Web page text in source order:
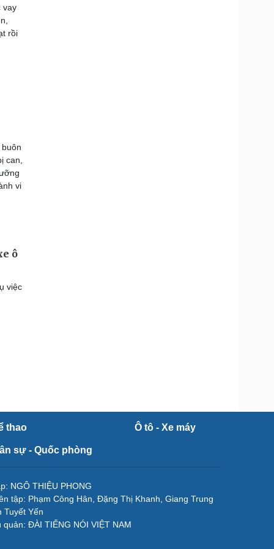
vay
rồi
can,
vi
ô
việc
thao Ô tô - Xe máy
sự - Quốc phòng
NGÔ THIỆU PHONG
tập: Phạm Công Hân, Đặng Thị Khanh, Giang Trung
Tuyết Yến
quản: ĐÀI TIẾNG NÓI VIỆT NAM